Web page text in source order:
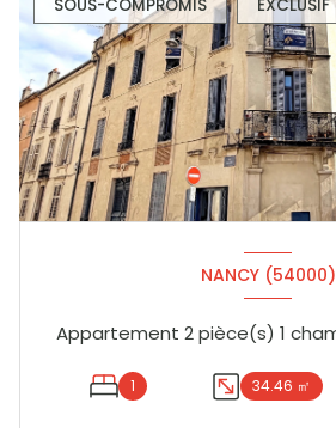
SOUS-COMPROMIS EXCLUSIF
NANCY (54000)
1 34.46 ㎡